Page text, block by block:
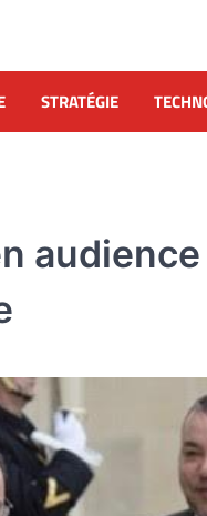
STRATÉGIE
audience